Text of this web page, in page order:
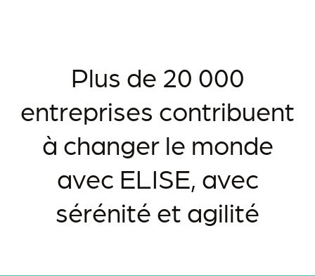
Plus de 20 000
entreprises contribuent
à changer le monde
avec ELISE, avec
sérénité et agilité